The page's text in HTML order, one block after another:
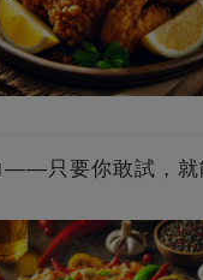
——只要你敢試，就